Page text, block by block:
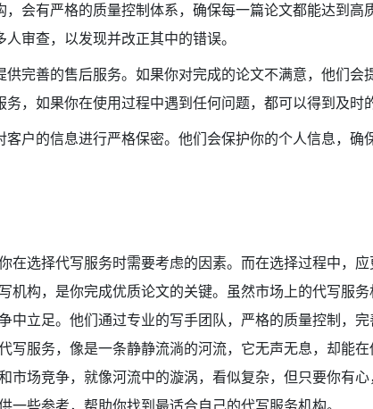
，会有严格的质量控制体系，确保每一篇论文都能达到高
审查，以发现并改正其中的错误。
供完善的售后服务。如果你对完成的论文不满意，他们会
，如果你在使用过程中遇到任何问题，都可以得到及时
客户的信息进行严格保密。他们会保护你的个人信息，确
在选择代写服务时需要考虑的因素。而在选择过程中，
机构，是你完成优质论文的关键。虽然市场上的代写服
中立足。他们通过专业的写手团队，严格的质量控制，
写服务，像是一条静静流淌的河流，它无声无息，却能
市场竞争，就像河流中的漩涡，看似复杂，但只要你有
一些参考，帮助你找到最适合自己的代写服务机构。